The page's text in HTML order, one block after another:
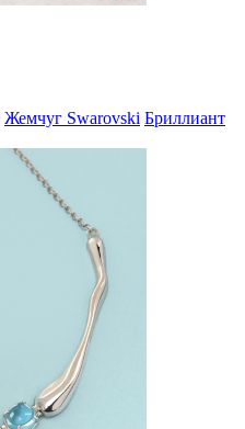
Жемчуг Swarovski Бриллиант